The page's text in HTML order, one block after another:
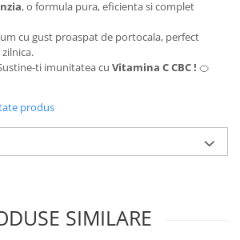
, o formula pura, eficienta si complet
cu gust proaspat de portocala, perfect
ti imunitatea cu Vitamina C CBC ! 🍊
produs
SIMILARE